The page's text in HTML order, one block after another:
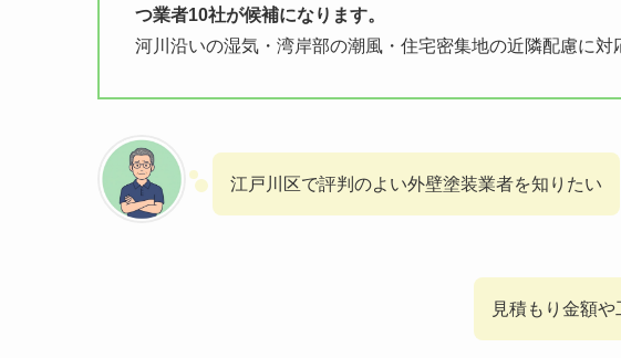
つ業者10社が候補になります。
河川沿いの湿気・湾岸部の潮風・住宅密集地の近隣配慮に対
江戸川区で評判のよい外壁塗装業者を知りたい
見積もり金額